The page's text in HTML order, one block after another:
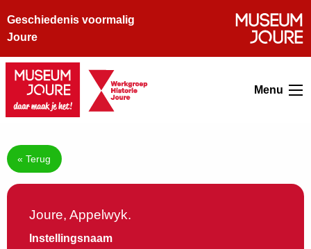
Geschiedenis voormalig
Joure
Menu
« Terug
Joure, Appelwyk.
Instellingsnaam